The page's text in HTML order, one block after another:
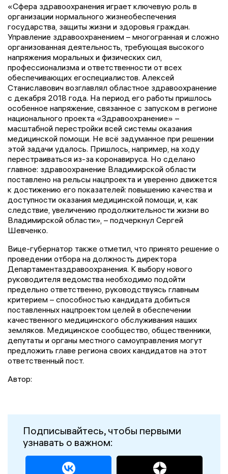
«Сфера здравоохранения играет ключевую роль в
организации нормального жизнеобеспечения
государства, защиты жизни и здоровья граждан.
Управление здравоохранением – многогранная и сложно
организованная деятельность, требующая высокого
напряжения моральных и физических сил,
профессионализма и ответственности от всех
обеспечивающих егоспециалистов. Алексей
Станиславович возглавлял областное здравоохранение
с декабря 2018 года. На период его работы пришлось
особенное напряжение, связанное с запуском в регионе
национального проекта «Здравоохранение» –
масштабной перестройки всей системы оказания
медицинской помощи. Не всё задуманное при решении
этой задачи удалось. Пришлось, например, на ходу
перестраиваться из-за коронавируса. Но сделано
главное: здравоохранение Владимирской области
поставлено на рельсы нацпроекта и уверенно движется
к достижению его показателей: повышению качества и
доступности оказания медицинской помощи, и, как
следствие, увеличению продолжительности жизни во
Владимирской области», – подчеркнул Сергей
Шевченко.
Вице-губернатор также отметил, что принято решение о
проведении отбора на должность директора
Департаментаздравоохранения. К выбору нового
руководителя ведомства необходимо подойти
предельно ответственно, руководствуясь главным
критерием – способностью кандидата добиться
поставленных нацпроектом целей в обеспечении
качественного медицинского обслуживания наших
земляков. Медицинское сообщество, общественники,
депутаты и органы местного самоуправления могут
предложить главе региона своих кандидатов на этот
ответственный пост.
Автор:
Подписывайтесь, чтобы первыми
узнавать о важном: